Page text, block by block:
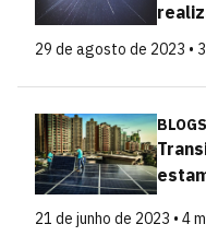
29 de agosto de 2023 •
BLOGS
21 de junho de 2023 • 4